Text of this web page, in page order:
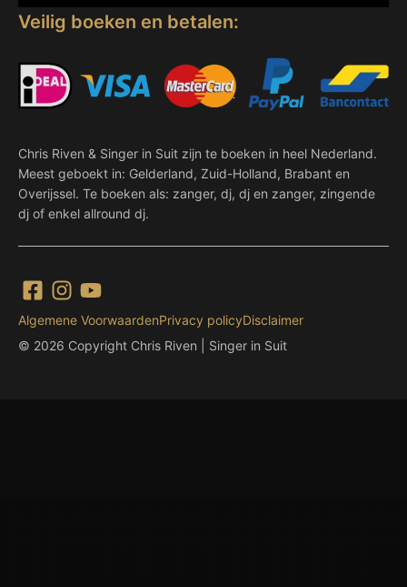
Veilig boeken en betalen:
Chris Riven & Singer in Suit zijn te boeken in heel Nederland.
Meest geboekt in: Gelderland, Zuid-Holland, Brabant en
Overijssel. Te boeken als: zanger, dj, dj en zanger, zingende
dj of enkel allround dj.
© 2026 Copyright Chris Riven | Singer in Suit
Algemene VoorwaardenPrivacy policyDisclaimer